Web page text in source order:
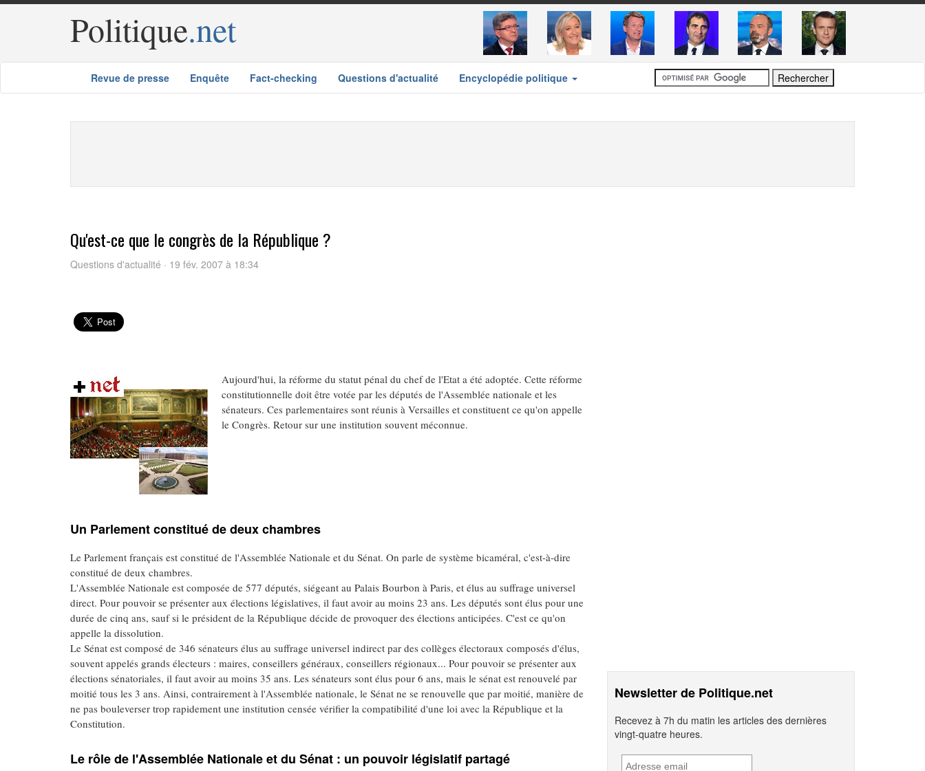
Politique.net
Revue de presse Enquête Fact-checking Questions d'actualité Encyclopédie politique
Qu'est-ce que le congrès de la République ?
Questions d'actualité · 19 fév. 2007 à 18:34
Aujourd'hui, la réforme du statut pénal du chef de l'Etat a été adoptée. Cette réforme
constitutionnelle doit être votée par les députés de l'Assemblée nationale et les
sénateurs. Ces parlementaires sont réunis à Versailles et constituent ce qu'on appelle
le Congrès. Retour sur une institution souvent méconnue.
Un Parlement constitué de deux chambres
Le Parlement français est constitué de l'Assemblée Nationale et du Sénat. On parle de système bicaméral, c'est-à-dire
constitué de deux chambres.
L'Assemblée Nationale est composée de 577 députés, siégeant au Palais Bourbon à Paris, et élus au suffrage universel
direct. Pour pouvoir se présenter aux élections législatives, il faut avoir au moins 23 ans. Les députés sont élus pour une
durée de cinq ans, sauf si le président de la République décide de provoquer des élections anticipées. C'est ce qu'on
appelle la dissolution.
Le Sénat est composé de 346 sénateurs élus au suffrage universel indirect par des collèges électoraux composés d'élus,
souvent appelés grands électeurs : maires, conseillers généraux, conseillers régionaux... Pour pouvoir se présenter aux
élections sénatoriales, il faut avoir au moins 35 ans. Les sénateurs sont élus pour 6 ans, mais le sénat est renouvelé par
moitié tous les 3 ans. Ainsi, contrairement à l'Assemblée nationale, le Sénat ne se renouvelle que par moitié, manière de
ne pas bouleverser trop rapidement une institution censée vérifier la compatibilité d'une loi avec la République et la
Constitution.
Le rôle de l'Assemblée Nationale et du Sénat : un pouvoir législatif partagé
Newsletter de Politique.net
Recevez à 7h du matin les articles des dernières
vingt-quatre heures.